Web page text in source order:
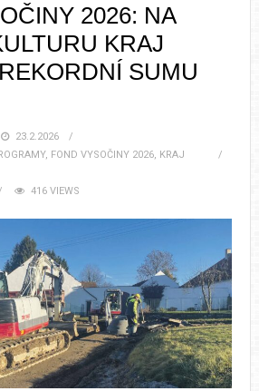
2026: NA
KRAJ
SUMU
23.2.2026
, FOND VYSOČINY 2026, KRAJ
416 VIEWS